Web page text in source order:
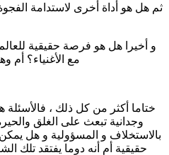
ثم هل هو أداة أخرى لاستدامة
و أخيرا هل هو فرصة حقيقية
مع الأغنياء؟ أم
ختاما أكثر من كل ذلك ،
وجدانية تبعث على الغلق
بالاستخلاف و المسؤولية و هل
حقيقية أم أنه دوما يفتقد تلك